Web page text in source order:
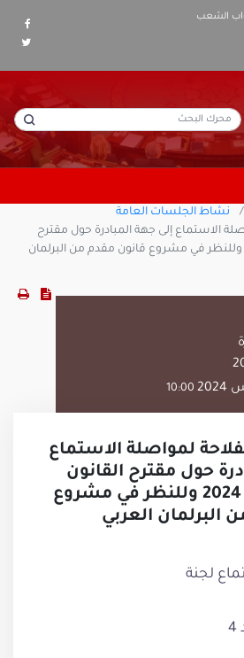
الشعب
نشاط الجلسات العامة
الاستماع إلى جهة المبادرة حول مقترح
القانون عدد 09 لسنة 2024 وللنظر في مشروع قانون مقدم من البرلمان
10:00
لمواصلة الاستماع
حول مقترح القانون
عدد 09 لسنة 2024 وللنظر في مشروع
البرلمان العربي
لجنة